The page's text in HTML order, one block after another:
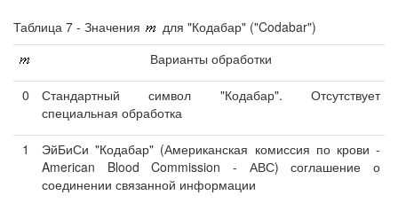
Таблица 7 - Значения
для "Кодабар" ("Codabar")
Варианты обработки
0
Стандартный символ "Кодабар". Отсутствует
специальная обработка
1
ЭйБиСи "Кодабар" (Американская комиссия по крови -
American Blood Commission - АВС) соглашение о
соединении связанной информации